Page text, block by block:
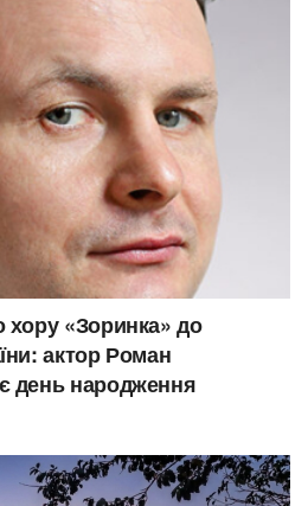
хору «Зоринка» до
актор Роман
день народження